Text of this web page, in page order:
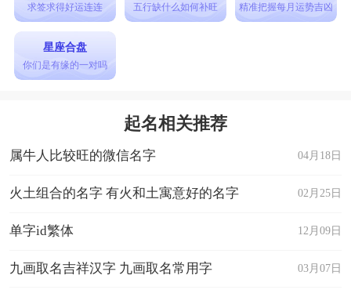
求签求得好运连连 五行缺什么如何补旺 精准把握每月运势吉凶
星座合盘
你们是有缘的一对吗
起名相关推荐
04月18日
属牛人比较旺的微信名字
02月25日
火土组合的名字 有火和土寓意好的名字
12月09日
单字id繁体
03月07日
九画取名吉祥汉字 九画取名常用字